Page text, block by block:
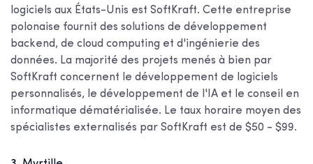
logiciels aux États-Unis est SoftKraft. Cette entreprise
polonaise fournit des solutions de développement
backend, de cloud computing et d'ingénierie des
données. La majorité des projets menés à bien par
SoftKraft concernent le développement de logiciels
personnalisés, le développement de l'IA et le conseil en
informatique dématérialisée. Le taux horaire moyen des
spécialistes externalisés par SoftKraft est de $50 - $99.